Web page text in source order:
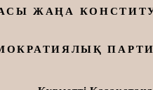
ЖАҢА